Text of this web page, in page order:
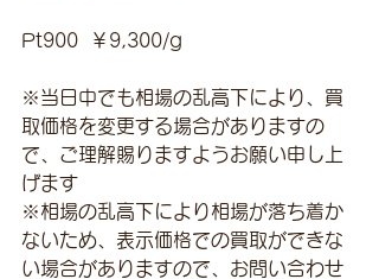
Pt900  ￥9,300/g
※当日中でも相場の乱高下により、買
取価格を変更する場合がありますの
で、ご理解賜りますようお願い申し上
げます
※相場の乱高下により相場が落ち着か
ないため、表示価格での買取ができな
い場合がありますので、お問い合わせ